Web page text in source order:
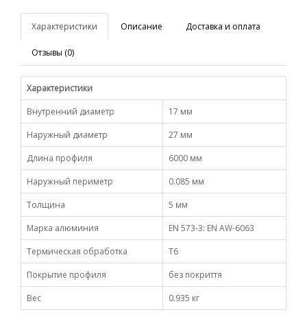
Характеристики Описание Доставка и оплата
Отзывы (0)
Характеристики
Внутренний диаметр
17 мм
Наружный диаметр
27 мм
Длина профиля
6000 мм
Наружный периметр
0.085 мм
Толщина
5 мм
Марка алюминия
EN 573-3: EN AW-6063
Термическая обработка
Т6
Покрытие профиля
без покриття
Вес
0.935 кг